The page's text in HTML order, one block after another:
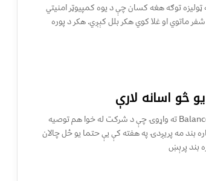
ټوليزه توګه هغه کسان چې د يوه کمپيوټر امنيتي
ماتوي او غلا کوي هکر بلل کېږي. هکر د پوره
څو اسانه لارې
1.د خپل لپټاپ د چارچ پلان Balance power ته واړوۍ چې د شرکت له خوا هم توصيه
لپاره بند مه پريږدۍ په هفته کې يې حتما يو ځل چالان